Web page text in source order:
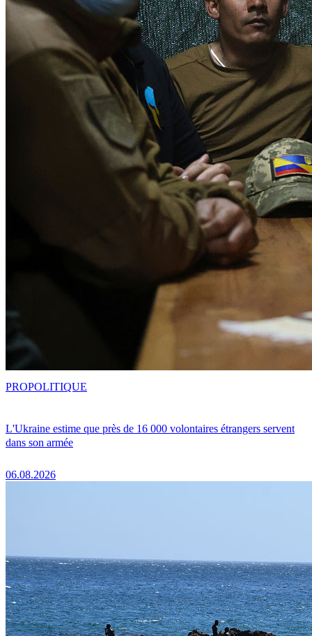
L'Ukraine estime que près de 16 000 volontaires étrangers servent
dans son armée
06.08.2026
PROPOLITIQUE